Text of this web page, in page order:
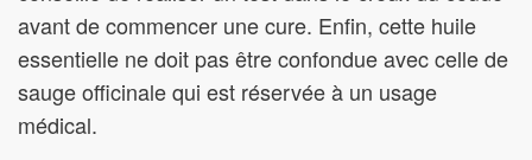
avant de commencer une cure. Enfin, cette huile
essentielle ne doit pas être confondue avec celle de
sauge officinale qui est réservée à un usage
médical.